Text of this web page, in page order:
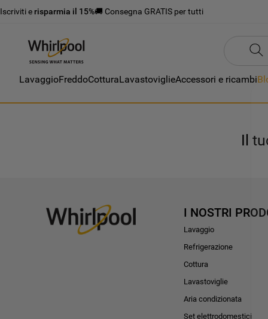
Iscriviti e risparmia il 15%🚚 Consegna GRATIS per tutti
LavaggioFreddoCotturaLavastoviglieAccessori e ricambi
Il
I NOSTRI
Lavaggio
Refrigerazione
Cottura
Lavastoviglie
Aria condizionata
Set elettrodomestici